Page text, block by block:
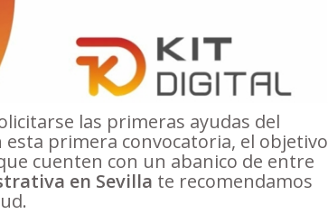
las primeras ayudas del
primera convocatoria, el objetivo
cuenten con un abanico de entre
en Sevilla te recomendamos